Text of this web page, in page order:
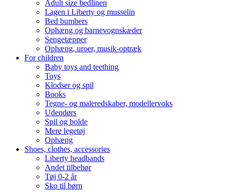
Adult size bedlinen
Lagen i Liberty og musselin
Bed bumbers
Ophæng og barnevognskæder
Sengetæpper
Ophæng, uroer, musik-optræk
For children
Baby toys and teething
Toys
Klodser og spil
Books
Tegne- og maleredskaber, modellervoks
Udendørs
Spil og bolde
Mere legetøj
Ophæng
Shoes, clothes, accessories
Liberty headbands
Andet tilbehør
Tøj 0-2 år
Sko til børn